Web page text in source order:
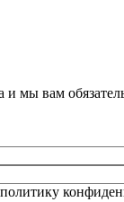
мы вам